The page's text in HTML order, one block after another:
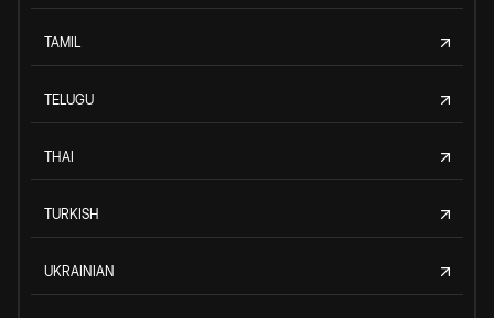
TAMIL
TELUGU
THAI
TURKISH
UKRAINIAN